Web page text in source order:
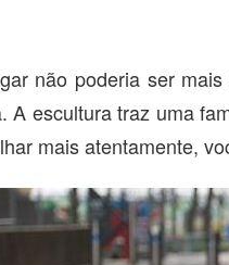
não poderia ser
A escultura traz uma
mais atentamente,